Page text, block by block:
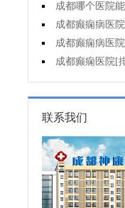
儿癫痫病药哪个好?
成都哪个医院
因会造成癫痫?
成都癫痫病医
要坚持哪些原则?
成都癫痫病医
可信吗?
成都癫痫医院[
睡眠困难怎么办?
联系我们